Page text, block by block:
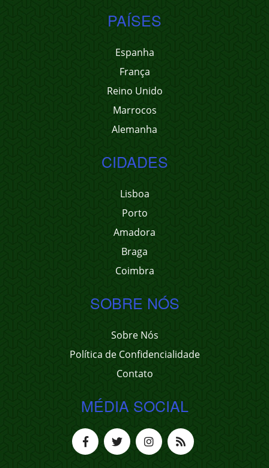
PAÍSES
Espanha
França
Reino Unido
Marrocos
Alemanha
CIDADES
Lisboa
Porto
Amadora
Braga
Coimbra
SOBRE NÓS
Sobre Nós
Política de Confidencialidade
Contato
MÉDIA SOCIAL